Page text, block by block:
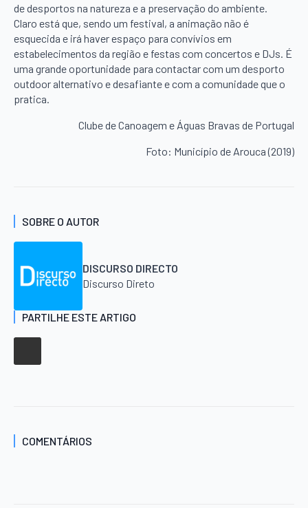
de desportos na natureza e a preservação do ambiente.
Claro está que, sendo um festival, a animação não é
esquecida e irá haver espaço para convívios em
estabelecimentos da região e festas com concertos e DJs. É
uma grande oportunidade para contactar com um desporto
outdoor alternativo e desafiante e com a comunidade que o
pratica.
Clube de Canoagem e Águas Bravas de Portugal
Foto: Município de Arouca (2019)
SOBRE O AUTOR
DISCURSO DIRECTO
Discurso Direto
PARTILHE ESTE ARTIGO
COMENTÁRIOS